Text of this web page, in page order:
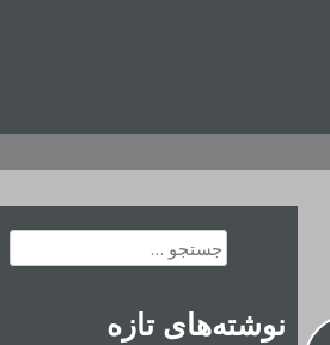
جستجو
برای:
نوشته‌های تازه